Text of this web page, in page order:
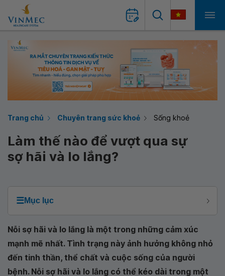
Trang chủ Chuyên trang sức khoẻ Sống khoẻ
Làm thế nào để vượt qua sự
sợ hãi và lo lắng?
☰Mục lục
Nỗi sợ hãi và lo lắng là một trong những cảm xúc
mạnh mẽ nhất. Tình trạng này ảnh hưởng không nhỏ
đến tinh thần, thể chất và cuộc sống của người
bệnh. Nỗi sợ hãi và lo lắng có thể kéo dài trong một